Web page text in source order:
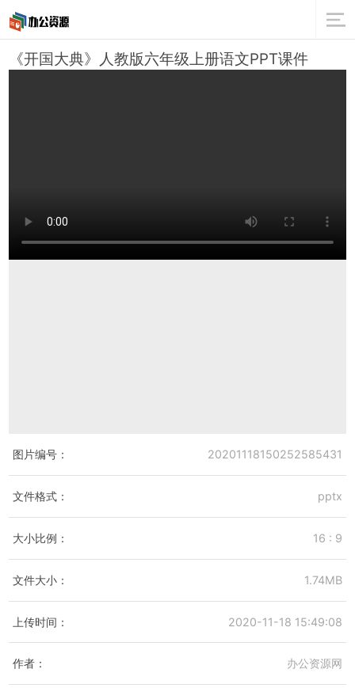
《开国大典》人教版六年级上册语文PPT课件
图片编号： 20201118150252585431
文件格式： pptx
大小比例： 16 : 9
文件大小： 1.74MB
上传时间： 2020-11-18 15:49:08
作者： 办公资源网